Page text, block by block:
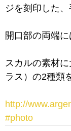
ジを刻印した
開口部の両端
スカルの素材
ラス）の2種類
http://
#photo